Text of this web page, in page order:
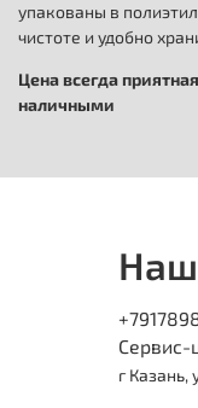
упакованы в
чистоте и удобно
Цена всегда
наличными
Сервис-
г Казань,